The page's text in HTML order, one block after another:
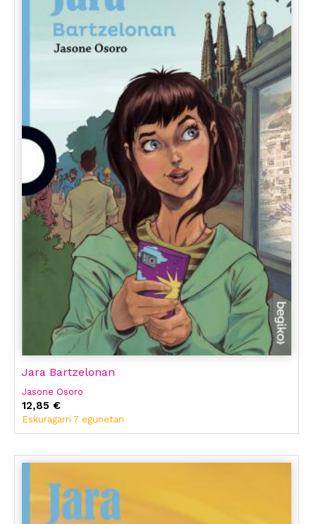
Jara Bartzelonan
Jasone Osoro
12,85 €
Eskuragarri 7 egunetan